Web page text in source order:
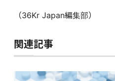
（36Kr Japan編集部）
関連記事